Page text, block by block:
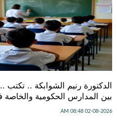
الدكتورة رنيم الشوابكة .. تكتب
بين المدارس الحكومية والخاصة
02-08-2026 08:48 AM